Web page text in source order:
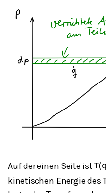
Auf der einen Seite istT(q
kinetischen Energie des